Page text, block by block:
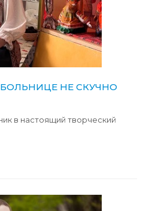
НЕ СКУЧНО
в настоящий творческий